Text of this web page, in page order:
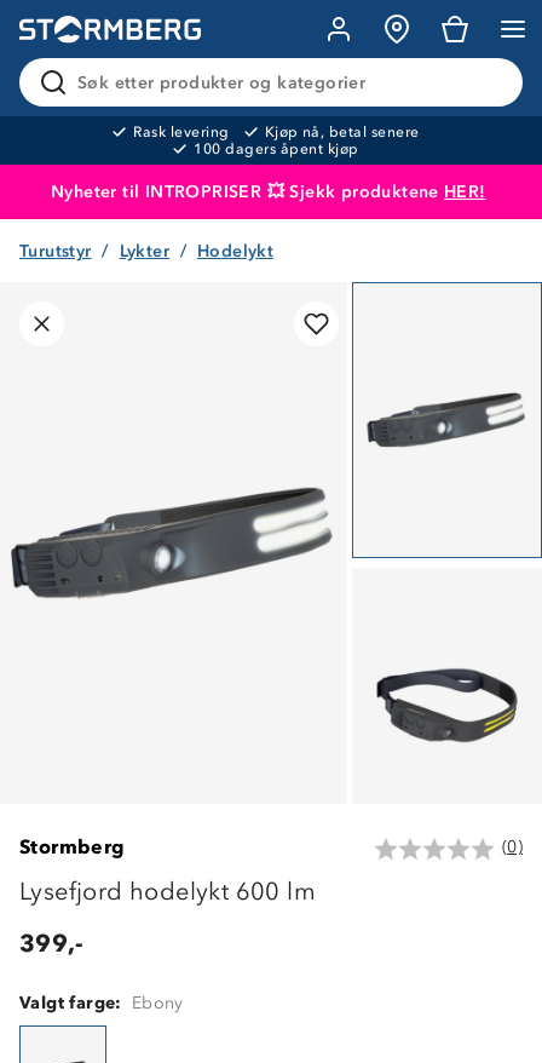
Søk etter produkter og kategorier
Rask levering
Kjøp nå, betal senere
100 dagers åpent kjøp
Nyheter til INTROPRISER 💥 Sjekk produktene HER!
Produktet er lagt i handlekurven
Turutstyr Lykter Hodelykt
Stormberg (0)
Lysefjord hodelykt 600 lm
399,-
Valgt farge: Ebony